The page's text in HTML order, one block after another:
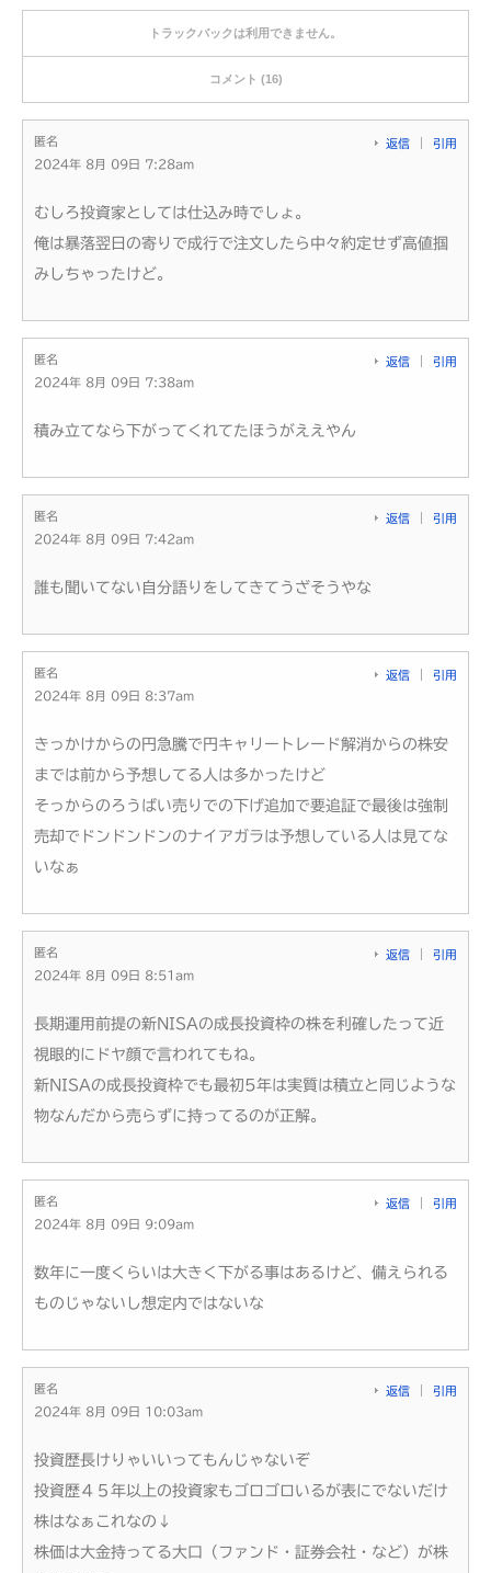
トラックバックは利用できません。
コメント (16)
匿名
2024年 8月 09日 7:28am
返信 引用
むしろ投資家としては仕込み時でしょ。
俺は暴落翌日の寄りで成行で注文したら中々約定せず高値掴
みしちゃったけど。
匿名
2024年 8月 09日 7:38am
返信 引用
積み立てなら下がってくれてたほうがええやん
匿名
2024年 8月 09日 7:42am
返信 引用
誰も聞いてない自分語りをしてきてうざそうやな
匿名
2024年 8月 09日 8:37am
返信 引用
きっかけからの円急騰で円キャリートレード解消からの株安
までは前から予想してる人は多かったけど
そっからのろうばい売りでの下げ追加で要追証で最後は強制
売却でドンドンドンのナイアガラは予想している人は見てな
いなぁ
匿名
2024年 8月 09日 8:51am
返信 引用
長期運用前提の新NISAの成長投資枠の株を利確したって近
視眼的にドヤ顔で言われてもね。
新NISAの成長投資枠でも最初5年は実質は積立と同じような
物なんだから売らずに持ってるのが正解。
匿名
2024年 8月 09日 9:09am
返信 引用
数年に一度くらいは大きく下がる事はあるけど、備えられる
ものじゃないし想定内ではないな
匿名
2024年 8月 09日 10:03am
返信 引用
投資歴長けりゃいいってもんじゃないぞ
投資歴４５年以上の投資家もゴロゴロいるが表にでないだけ
株はなぁこれなの↓
株価は大金持ってる大口（ファンド・証券会社・など）が株